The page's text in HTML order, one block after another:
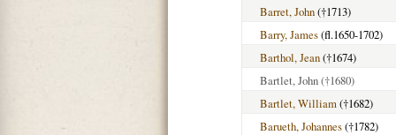
Barret, John(†1713)
Barry, James(fl.1650-1702)
Barthol, Jean(†1674)
Bartlet, John(†1680)
Bartlet, William(†1682)
Barueth, Johannes(†1782)